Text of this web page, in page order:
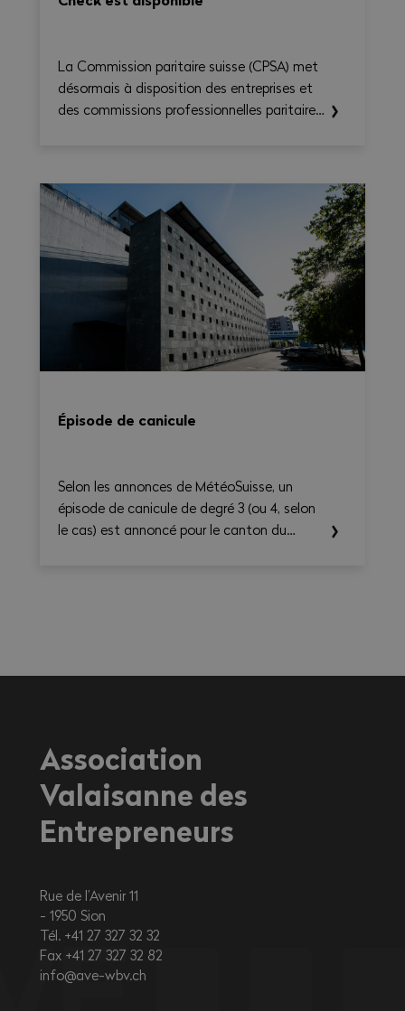
La Commission paritaire suisse (CPSA) met
désormais à disposition des entreprises et
des commissions professionnelles paritaires
le temps de travail, les heures
supplémentaires, le temps de déplacement
et les éventuels suppléments sur une base
hebdomadaire, tout en générant une
synthèse claire et exportable en PDF.
Épisode de canicule
Selon les annonces de MétéoSuisse, un
épisode de canicule de degré 3 (ou 4, selon
le cas) est annoncé pour le canton du
fortement exposés à la chaleur.
Association
Valaisanne des
Entrepreneurs
Rue de l’Avenir 11
1950 Sion
Tél. +41 27 327 32 32
Fax +41 27 327 32 82
info@ave-wbv.ch